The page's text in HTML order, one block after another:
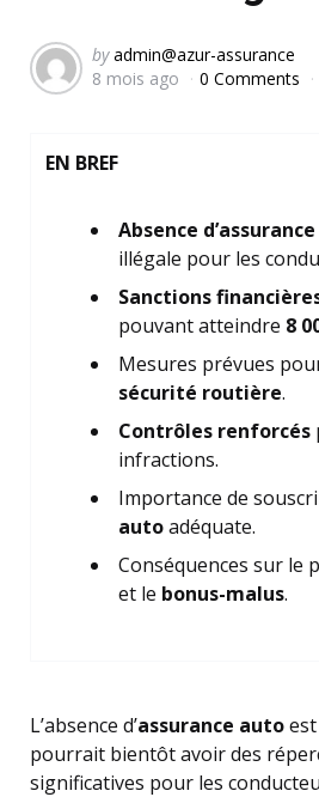
Posted
by
by admin@azur-assurance
8 mois ago
0 Comments
EN BREF
Absence
illégale pour les
Sanctions
pouvant atteindre 8
Mesures prévues
sécurité routière.
Contrôles renforcés
infractions.
Importance de
autoadéquate.
Conséquences sur le
et le bonus-malus.
L’absence d’assurance auto
pourrait bientôt avoir des
significatives pour les